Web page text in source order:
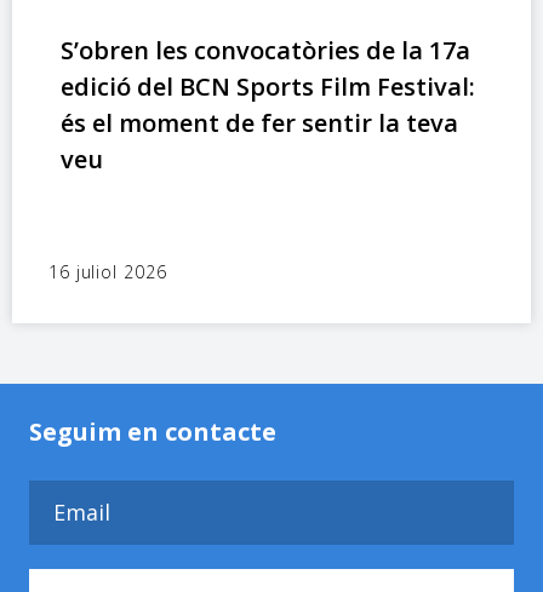
S’obren les convocatòries de la 17a
edició del BCN Sports Film Festival:
és el moment de fer sentir la teva
veu
16 juliol 2026
Seguim en contacte